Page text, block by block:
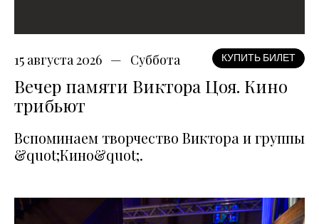
15 августа 2026 Суббота КУПИТЬ БИЛЕТ
Вечер памяти Виктора Цоя. Кино
трибьют
Вспоминаем творчество Виктора и группы
&quot;Кино&quot;.